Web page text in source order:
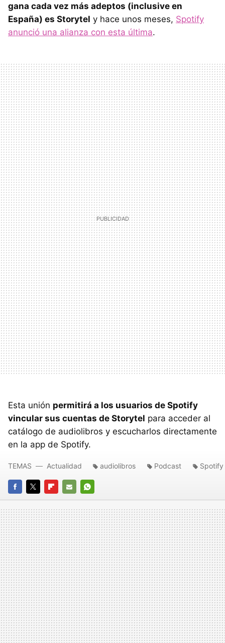
gana cada vez más adeptos (inclusive en
España) es Storytel y hace unos meses, Spotify
anunció una alianza con esta última.
Esta unión permitirá a los usuarios de Spotify
vincular sus cuentas de Storytel para acceder al
catálogo de audiolibros y escucharlos directamente
en la app de Spotify.
FACEBOOK
TWITTERFLIPBOARD
E-
MAIL
WHATSAPP
TEMAS Actualidad audiolibros Podcast Spotify